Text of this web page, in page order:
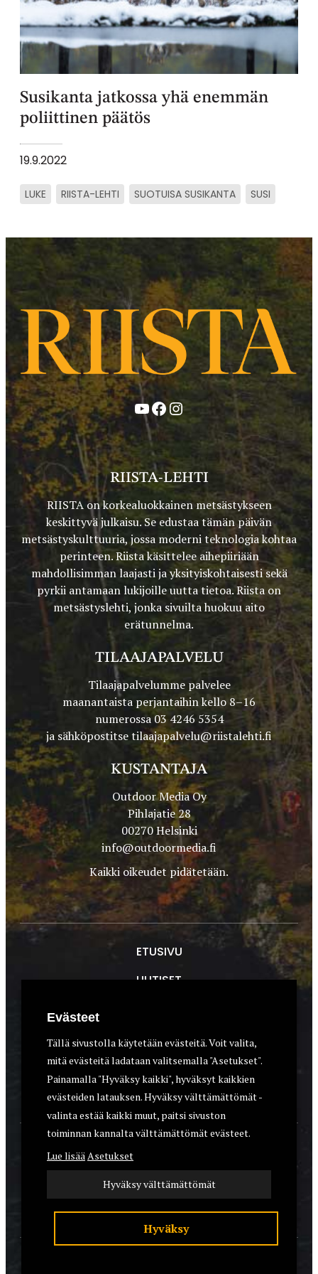
Susikanta jatkossa yhä enemmän
poliittinen päätös
19.9.2022
LUKE RIISTA-LEHTI SUOTUISA SUSIKANTA SUSI
YouTube
Facebook
Instagram
RIISTA-LEHTI
RIISTA on korkealuokkainen metsästykseen
keskittyvä julkaisu. Se edustaa tämän päivän
metsästyskulttuuria, jossa moderni teknologia kohtaa
perinteen. Riista käsittelee aihepiiriään
mahdollisimman laajasti ja yksityiskohtaisesti sekä
pyrkii antamaan lukijoille uutta tietoa. Riista on
metsästyslehti, jonka sivuilta huokuu aito
erätunnelma.
TILAAJAPALVELU
Tilaajapalvelumme palvelee
maanantaista perjantaihin kello 8–16
numerossa 03 4246 5354
ja sähköpostitsetilaajapalvelu@riistalehti.fi
KUSTANTAJA
Outdoor Media Oy
Pihlajatie 28
00270 Helsinki
info@outdoormedia.fi
Kaikki oikeudet pidätetään.
ETUSIVU
UUTISET
ASEET & OPTIIKKA
VARUSTEET
KOIRAT
YHTEYSTIEDOT
REKISTERISELOSTE
EVÄSTEET
Evästeet
Tällä sivustolla käytetään evästeitä. Voit valita,
mitä evästeitä ladataan valitsemalla "Asetukset".
Painamalla "Hyväksy kaikki", hyväksyt kaikkien
evästeiden latauksen. Hyväksy välttämättömät -
valinta estää kaikki muut, paitsi sivuston
toiminnan kannalta välttämättömät evästeet.
Lue lisääAsetukset
Hyväksy välttämättömät
Hyväksy